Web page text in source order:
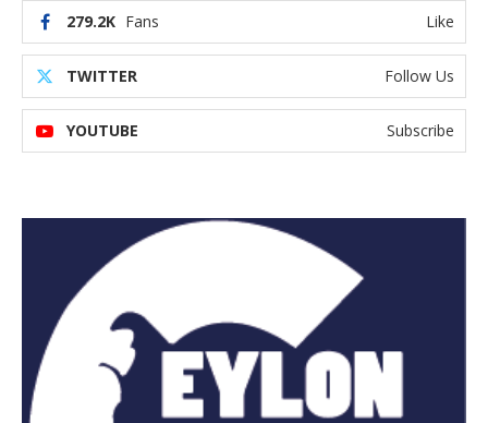
279.2K Fans Like
TWITTER Follow Us
YOUTUBE Subscribe